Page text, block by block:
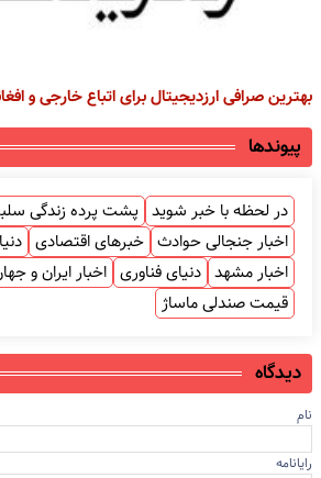
بهترین صرافی ارز‌دیجیتال برای اتباع خارجی و
پیوندها
در لحظه با خبر شوید پشت پرده زندگی
اخبار جنجالی حوادث خبرهای اقتصادی
اخبار مشهد دنیای فناوری اخبار ایران و
قیمت صندلی ماساژ
دیدگاه
نام
رایانامه